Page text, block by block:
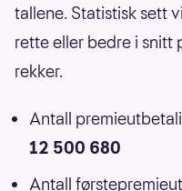
tallene. Statistisk sett
rette eller bedre i snitt
rekker.
Antall
12 500 680
Antall